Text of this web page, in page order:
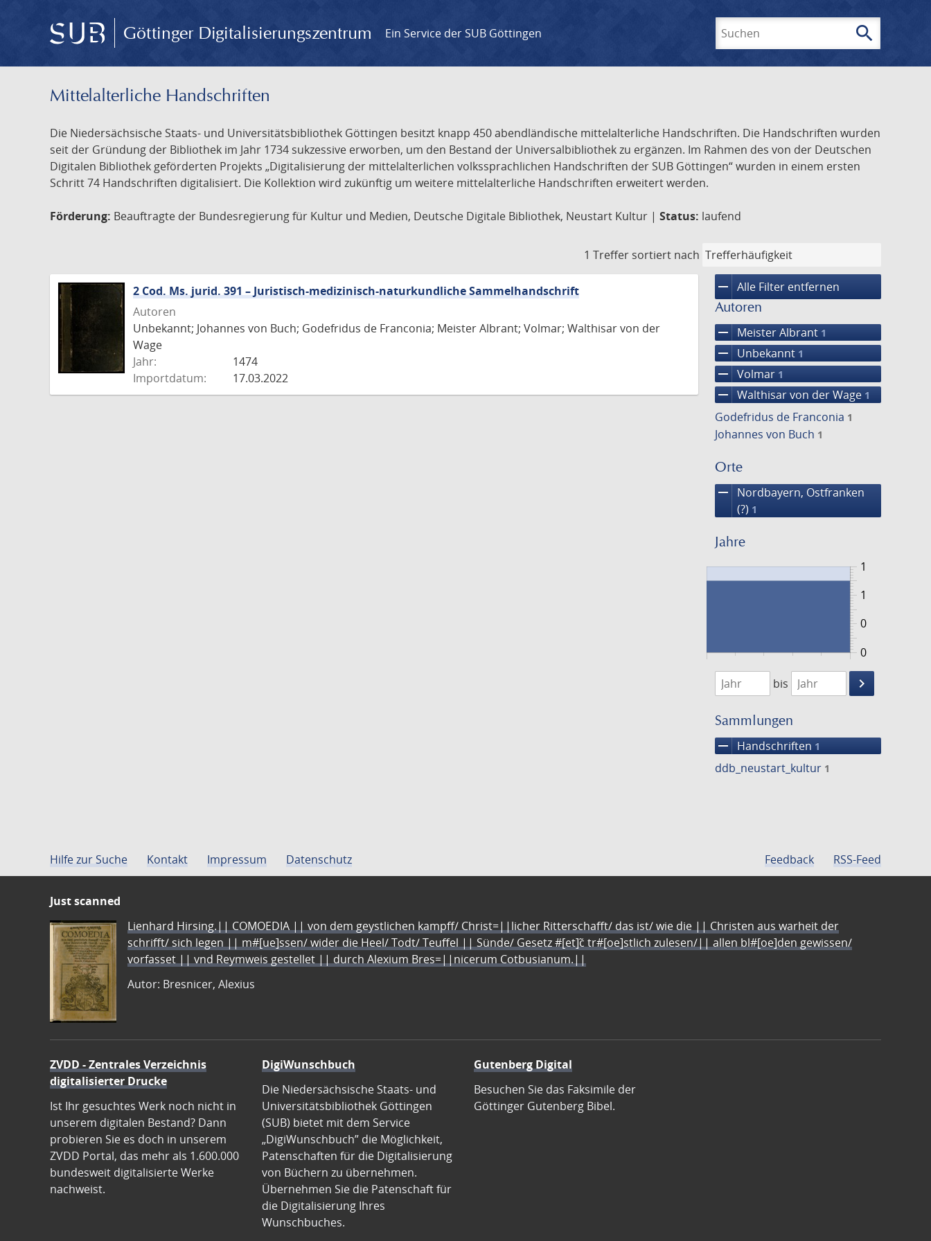
Göttinger Digitalisierungszentrum Ein Service der SUB Göttingen search
Mittelalterliche Handschriften
Die Niedersächsische Staats- und Universitätsbibliothek Göttingen besitzt knapp 450 abendländische mittelalterliche Handschriften. Die Handschriften wurden
seit der Gründung der Bibliothek im Jahr 1734 sukzessive erworben, um den Bestand der Universalbibliothek zu ergänzen. Im Rahmen des von der Deutschen
Digitalen Bibliothek geförderten Projekts „Digitalisierung der mittelalterlichen volkssprachlichen Handschriften der SUB Göttingen“ wurden in einem ersten
Schritt 74 Handschriften digitalisiert. Die Kollektion wird zukünftig um weitere mittelalterliche Handschriften erweitert werden.
Förderung: Beauftragte der Bundesregierung für Kultur und Medien, Deutsche Digitale Bibliothek, Neustart Kultur | Status: laufend
1 Treffer sortiert nach
remove Alle Filter entfernen
Autoren
remove Meister Albrant 1
remove Unbekannt 1
remove Volmar 1
remove Walthisar von der Wage 1
Godefridus de Franconia 1
Johannes von Buch 1
Orte
remove
Nordbayern, Ostfranken
(?) 1
Jahre
0
1
0
1
1474
1475
bis
keyboard_arrow_right
Suche
Sammlungen
remove Handschriften 1
ddb_neustart_kultur 1
2 Cod. Ms. jurid. 391 – Juristisch-medizinisch-naturkundliche Sammelhandschrift
Autoren
Unbekannt; Johannes von Buch; Godefridus de Franconia; Meister Albrant; Volmar; Walthisar von der
Wage
Jahr:
1474
Importdatum:
17.03.2022
Hilfe zur Suche Kontakt Impressum Datenschutz Feedback RSS-Feed
Just scanned
Lienhard Hirsing.|| COMOEDIA || von dem geystlichen kampff/ Christ=||licher Ritterschafft/ das ist/ wie die || Christen aus warheit der
schrifft/ sich legen || m#[ue]ssen/ wider die Heel/ Todt/ Teuffel || Sünde/ Gesetz #[et]c̃ tr#[oe]stlich zulesen/|| allen bl#[oe]den gewissen/
vorfasset || vnd Reymweis gestellet || durch Alexium Bres=||nicerum Cotbusianum.||
Autor: Bresnicer, Alexius
ZVDD - Zentrales Verzeichnis
digitalisierter Drucke
Ist Ihr gesuchtes Werk noch nicht in
unserem digitalen Bestand? Dann
probieren Sie es doch in unserem
ZVDD Portal, das mehr als 1.600.000
bundesweit digitalisierte Werke
nachweist.
DigiWunschbuch
Die Niedersächsische Staats- und
Universitätsbibliothek Göttingen
(SUB) bietet mit dem Service
„DigiWunschbuch” die Möglichkeit,
Patenschaften für die Digitalisierung
von Büchern zu übernehmen.
Übernehmen Sie die Patenschaft für
die Digitalisierung Ihres
Wunschbuches.
Gutenberg Digital
Besuchen Sie das Faksimile der
Göttinger Gutenberg Bibel.